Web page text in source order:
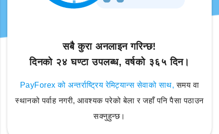
सबै कुरा अनलाइन गरिन्छ!
दिनको २४ घण्टा उपलब्ध, वर्षको ३६५ दिन।
PayForex को अन्तर्राष्ट्रिय रेमिट्यान्स सेवाको साथ,समय वा
स्थानको पर्वाह नगरी, आवश्यक परेको बेला र जहाँ पनि पैसा पठाउन
सक्नुहुन्छ।